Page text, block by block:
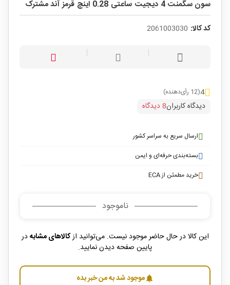
سون سگمنت 4 دیجیت ساعتی 0.28 اینچ قرمز آند مشترک
کد کالا: 2061003030
4(12 رأی‌دهنده)
دیدگاه کاربران8 دیدگاه
ارسال سریع به سراسر کشور
بسته‌بندی حرفه‌ای و ایمن
خرید مطمئن از ECA
ناموجود
این کالا در حال حاضر موجود نیست. می‌توانید ازکالاهای مشابهدر
پایین صفحه دیدن نمایید.
notificationsموجود شد به من خبر بده